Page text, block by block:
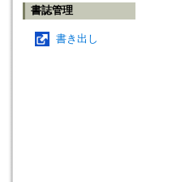
書誌管理
書き出し